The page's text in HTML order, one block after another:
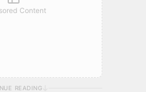
Content
READING